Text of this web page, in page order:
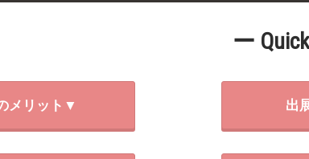
ー
メリット▼ 出